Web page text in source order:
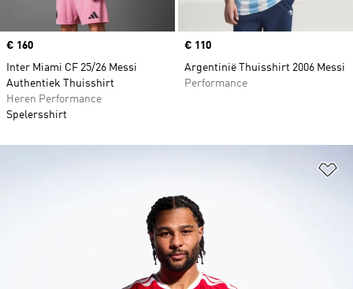
Price
€ 160
Inter Miami CF 25/26 Messi
Authentiek Thuisshirt
Heren Performance
Spelersshirt
Price
€ 110
Argentinië Thuisshirt 2006 Messi
Performance